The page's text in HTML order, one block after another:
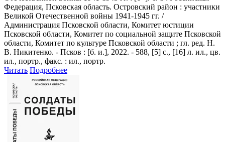
Федерация, Псковская область. Островский район : участники
Великой Отечественной войны 1941-1945 гг. /
Администрация Псковской области, Комитет юстиции
Псковской области, Комитет по социальной защите Псковской
области, Комитет по культуре Псковской области ; гл. ред. Н.
В. Никитенко. - Псков : [б. и.], 2022. - 588, [5] с., [16] л. ил., цв.
ил., портр., факс. : ил., портр.
Читать Подробнее